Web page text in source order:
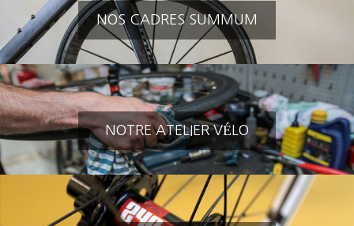
NOS CADRES SUMMUM
NOTRE ATELIER VÉLO